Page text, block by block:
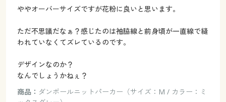
ややオーバーサイズですが花粉に良いと思います。
ただ不思議だなぁ？感じたのは袖脇線と前身頃が一直線で縫
われていなくてズレているのです。
デザインなのか？
なんでしょうかねぇ？
商品： ダンボールニットパーカー（サイズ：M / カラー：ミ